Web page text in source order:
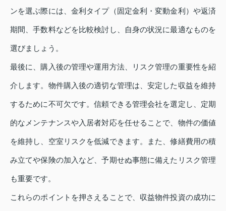
ンを選ぶ際には、金利タイプ（固定金利・変動金利）や返済
期間、手数料などを比較検討し、自身の状況に最適なものを
選びましょう。
最後に、購入後の管理や運用方法、リスク管理の重要性を紹
介します。物件購入後の適切な管理は、安定した収益を維持
するために不可欠です。信頼できる管理会社を選定し、定期
的なメンテナンスや入居者対応を任せることで、物件の価値
を維持し、空室リスクを低減できます。また、修繕費用の積
み立てや保険の加入など、予期せぬ事態に備えたリスク管理
も重要です。
これらのポイントを押さえることで、収益物件投資の成功に